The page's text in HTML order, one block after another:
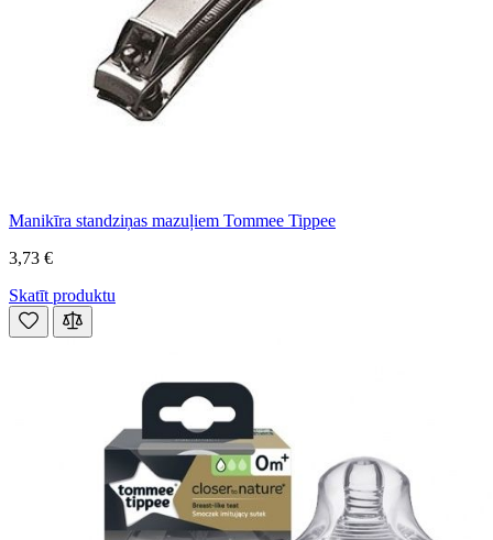
Manikīra standziņas mazuļiem Tommee Tippee
3,73 €
Skatīt produktu